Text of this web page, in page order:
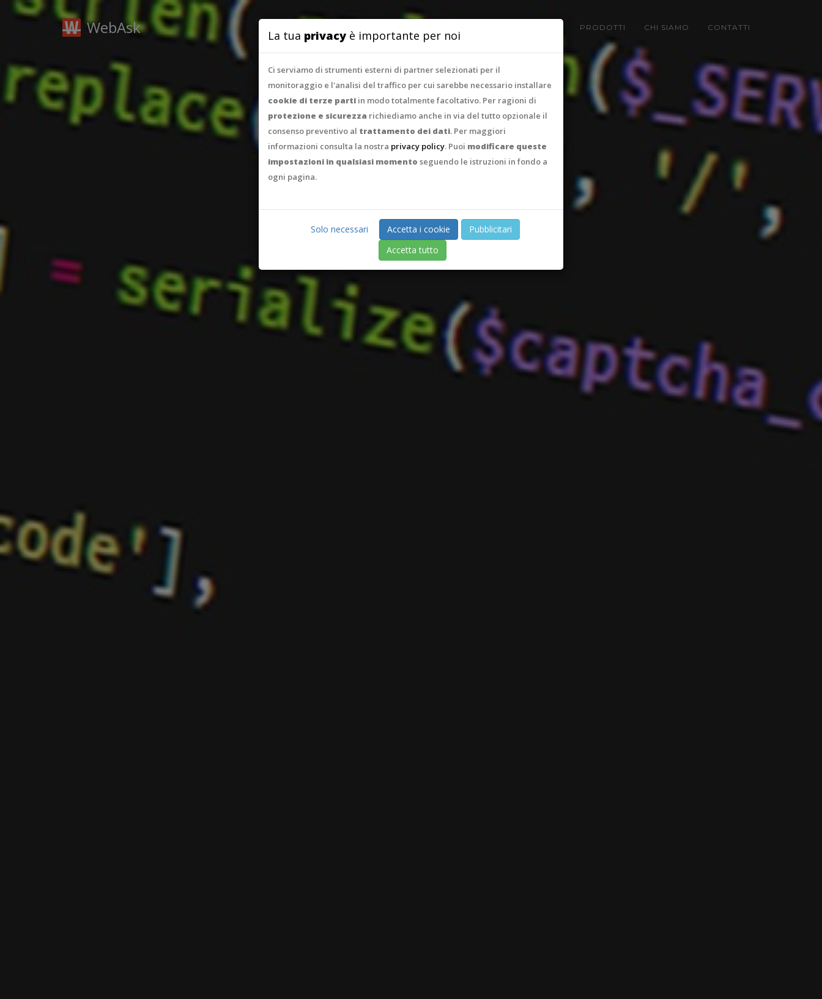
WebAsk PRODOTTI CHI SIAMO CONTATTI
La tua privacy è importante per noi
Ci serviamo di strumenti esterni di partner selezionati per il
monitoraggio e l'analisi del traffico per cui sarebbe necessario installare
cookie di terze parti in modo totalmente facoltativo. Per ragioni di
protezione e sicurezza richiediamo anche in via del tutto opzionale il
consenso preventivo al trattamento dei dati. Per maggiori
informazioni consulta la nostra privacy policy. Puoi modificare queste
impostazioni in qualsiasi momento seguendo le istruzioni in fondo a
ogni pagina.
Solo necessari Accetta i cookie
Pubblicitari
Accetta tutto